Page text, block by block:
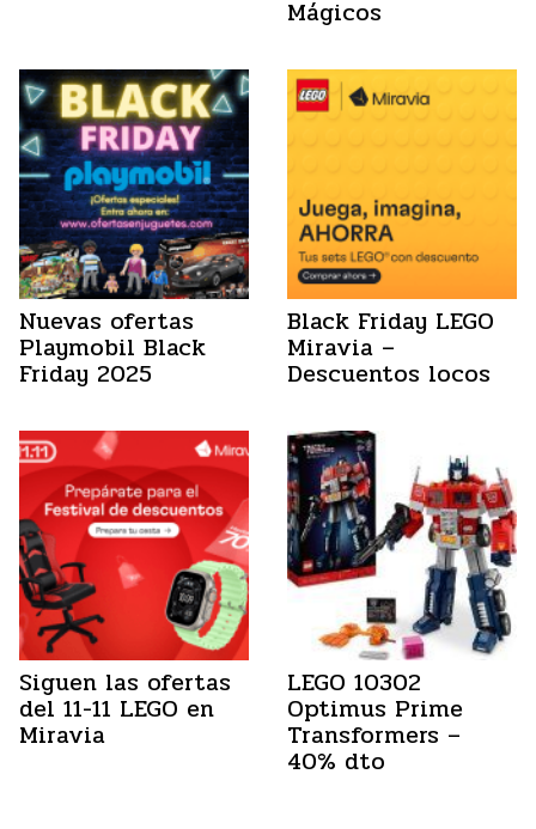
Mágicos
Nuevas ofertas
Playmobil Black
Friday 2025
Black Friday LEGO
Miravia –
Descuentos locos
Siguen las ofertas
del 11-11 LEGO en
Miravia
LEGO 10302
Optimus Prime
Transformers –
40% dto